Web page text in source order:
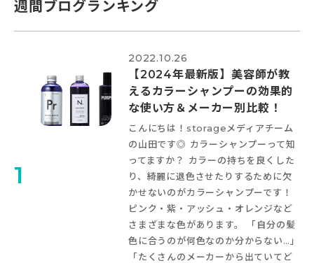
週間ブログランキング
1
2022.10.26
【2024年最新版】美容師が教
えるカラーシャンプーの効果的
な使い方＆メーカー別比較！
こんにちは！storageメディアチーム
の山田です◎ カラーシャンプーって知
ってますか？ カラーの持ちを良くした
り、綺麗に退色させたりするために欠
かせないのがカラーシャンプーです！
ピンク・紫・アッシュ・オレンジなど
さまざまな色があります。 「自分の髪
色に合うのが何色なのか分からない…」
「たくさんのメーカーから出ていてど